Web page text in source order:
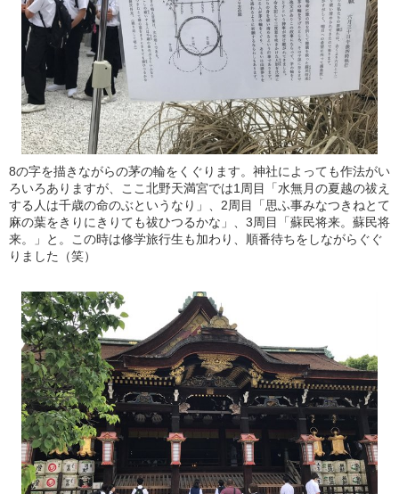
8の字を描きながらの茅の輪をくぐります。神社によっても作法がい
ろいろありますが、ここ北野天満宮では1周目「水無月の夏越の祓え
する人は千歳の命のぶというなり」、2周目「思ふ事みなつきねとて
麻の葉をきりにきりても祓ひつるかな」、3周目「蘇民将来。蘇民将
来。」と。この時は修学旅行生も加わり、順番待ちをしながらぐぐ
りました（笑）